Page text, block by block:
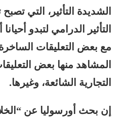
الشديدة التأثير، التي
التأثير الدرامي لتبدو
مع بعض التعليقات
المشاهد منها بعض
التجارية الشائعة، وغيرها.
إن بحث أورسوليا عن